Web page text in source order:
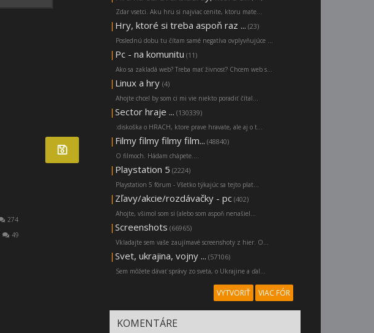
274
49
Zdar vsetci. Aku hru si najviac cenite, ktoru mate...
| Hry, ktoré si treba aspoň raz ... (23)
Poslednú dobu tu čítam samé negatíva ovplyvňujúce ...
| Pc - na komunitu (11)
Ako sa zakladá web? Treba mať živnosť? Chcem web s...
| Linux a hry (4)
Ahojte chcel by som ci mi vie niekto poradiť čítal...
| Sector hraje ... (130339)
:diskoška o HRACH, ktore prave hravate, ale aj o t...
| Filmy filmy filmy film... (48840)
O filmoch. Hádam chápete....
| Playstation 5 (2224)
Playstation 5 fórum - Všetko týkajúc sa tejto plat...
| Zľavy/akcie/rozdávačky - pc (402)
Ahojte, všimol som si (alebo som aspoň nenašiel...
| Screenshots (66965)
Vkladajte sem vaše zaujímavé screenshoty z hier. O...
| Svet, ukrajina, vojny ... (57106)
Sem môžete dávať správy zo sveta, o Ukrajine a ďal...
VYTVORIŤ VIAC FÓR
KOMENTÁRE